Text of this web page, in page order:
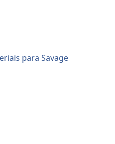
para Savage